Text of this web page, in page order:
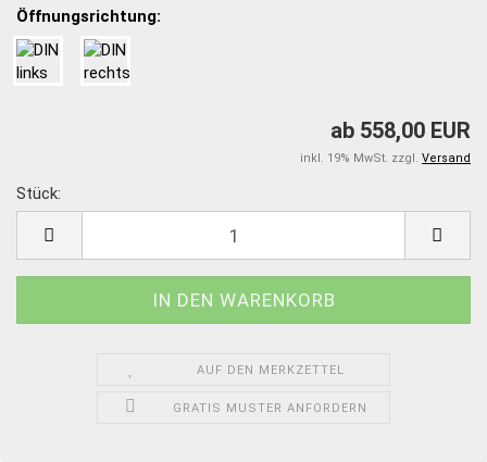
Öffnungsrichtung:
ab 558,00 EUR
inkl. 19% MwSt. zzgl. Versand
Stück:
AUF DEN MERKZETTEL
GRATIS MUSTER ANFORDERN